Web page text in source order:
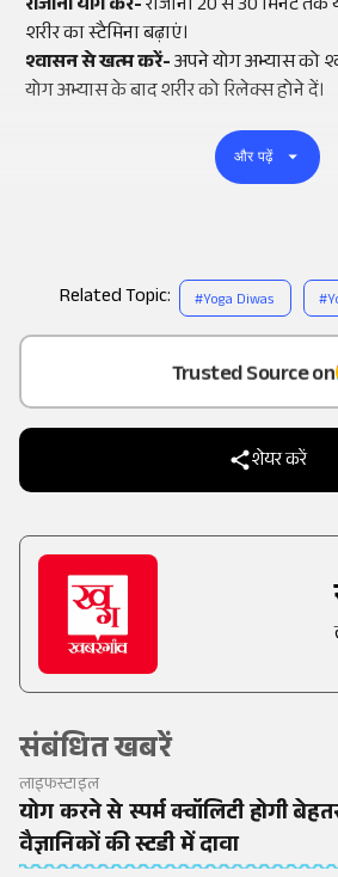
Add
as a
Trusted Source on
शेयर करें
संबंधित खबरें
लाइफस्टाइल
योग करने से स्पर्म क्वॉलिटी होगी
वैज्ञानिकों की स्टडी में दावा
शरीर का स्टैमिना बढ़ाएं।
श्वासन से खत्म करें-अपने योग अभ्यास को
योग अभ्यास के बाद शरीर को रिलेक्स होने दें।
और पढ़ें
Related Topic: #Yoga Diwas #